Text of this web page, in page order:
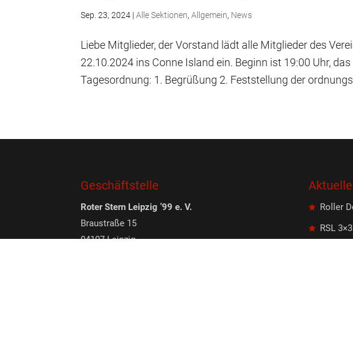
Sep. 23, 2024 |Alle Sektionen,Allgemein, News
Liebe Mitglieder, der Vorstand lädt alle Mitglieder des
22.10.2024 ins Conne Island ein. Beginn ist 19:00 Uhr,
Tagesordnung: 1. Begrüßung 2. Feststellung der
Geschäftstelle
Roter Stern Leipzig ’99 e. V.
Braustraße 15
04107 Leipzig
Roller
RSL